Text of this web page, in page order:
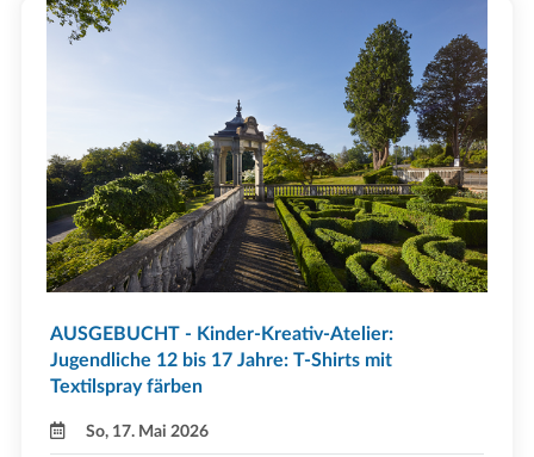
AUSGEBUCHT - Kinder-Kreativ-Atelier:
Jugendliche 12 bis 17 Jahre: T-Shirts mit
Textilspray färben
So, 17. Mai 2026